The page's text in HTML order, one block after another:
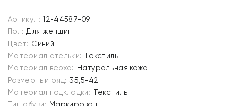
Артикул: 12-44587-09
Пол: Для женщин
Цвет: Синий
Материал стельки: Текстиль
Материал верха: Натуральная кожа
Размерный ряд: 35,5-42
Материал подкладки: Текстиль